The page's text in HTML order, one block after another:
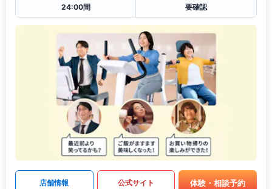
24:00間
要確認
店舗情報 公式サイト 体験・相談予約